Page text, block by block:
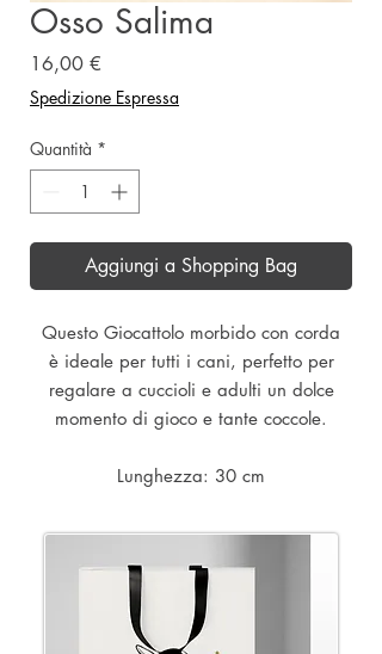
Osso Salima
16,00 €
Spedizione Espressa
Quantità *
Aggiungi a Shopping Bag
Questo Giocattolo morbido con corda
è ideale per tutti i cani, perfetto per
regalare a cuccioli e adulti un dolce
momento di gioco e tante coccole.
Lunghezza: 30 cm